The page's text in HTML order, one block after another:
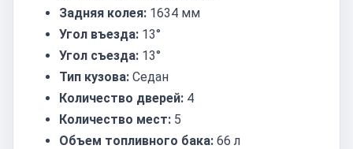
Задняя колея: 1634 мм
Угол въезда: 13°
Угол съезда: 13°
Тип кузова: Седан
Количество дверей: 4
Количество мест: 5
Объем топливного бака: 66 л